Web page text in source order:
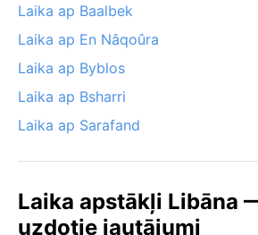
Laika ap Baalbek
Laika ap En Nâqoûra
Laika ap Byblos
Laika ap Bsharri
Laika ap Sarafand
Laika apstākļi Libāna
uzdotie jautājumi